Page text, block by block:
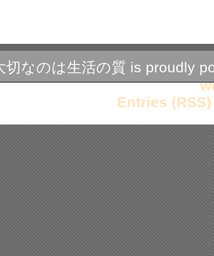
切なのは生活の質 is proudly
Entries (RSS)